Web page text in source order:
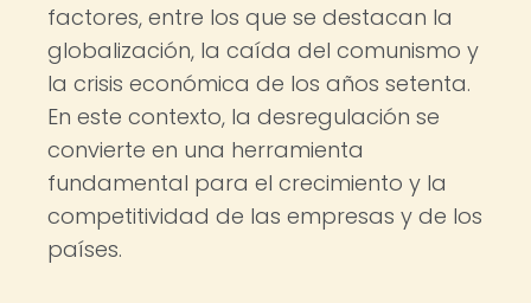
factores, entre los que se destacan la
globalización, la caída del comunismo y
la crisis económica de los años setenta.
En este contexto, la desregulación se
convierte en una herramienta
fundamental para el crecimiento y la
competitividad de las empresas y de los
países.